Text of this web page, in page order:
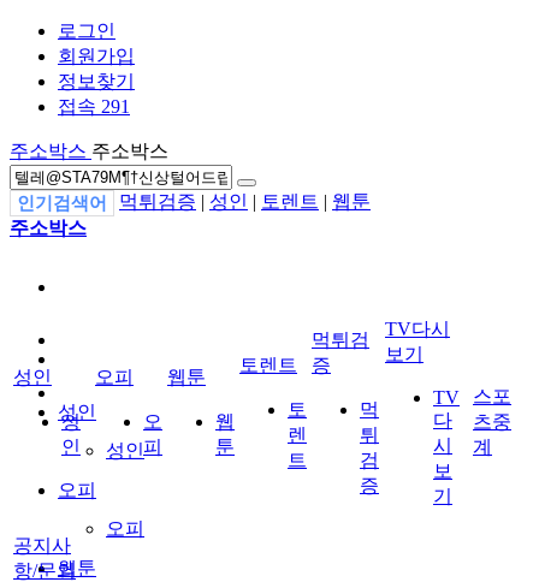
로그인
회원가입
정보찾기
접속 291
주소박스 주소박스
인기검색어 먹튀검증 | 성인 | 토렌트 | 웹툰
주소박스
성인
성인
오피
오피
웹툰
성인
성
인
오피
오
피
웹툰
웹
툰
토렌트
토
렌
트
먹튀검
증
먹
튀
검
증
TV다시
보기
TV
다
시
보
기
스포
츠중
계
공지사
항/문의